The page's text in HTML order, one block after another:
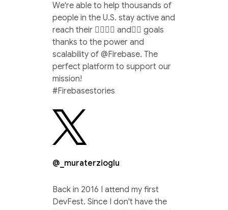
We're able to help thousands of
people in the U.S. stay active and
reach their 🏃‍♀️🚴‍♂️ and🏊‍♀️ goals
thanks to the power and
scalability of @Firebase. The
perfect platform to support our
mission!
#Firebasestories
@_muraterzioglu
Back in 2016 I attend my first
DevFest. Since I don't have the